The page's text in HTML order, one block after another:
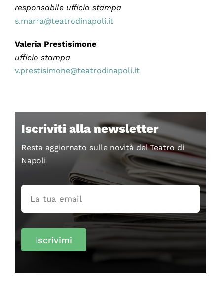
responsabile ufficio stampa
s.marra@teatrodinapoli.it
Valeria Prestisimone
ufficio stampa
v.prestisimone@teatrodinapoli.it
Iscriviti alla newsletter
Resta aggiornato sulle novità del Teatro di
Napoli
Iscrivimi